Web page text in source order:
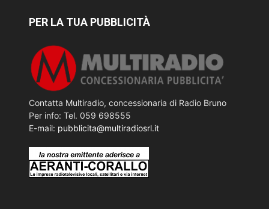
PER LA TUA PUBBLICITÀ
Contatta Multiradio, concessionaria di Radio Bruno
Per info: Tel. 059 698555
E-mail: pubblicita@multiradiosrl.it